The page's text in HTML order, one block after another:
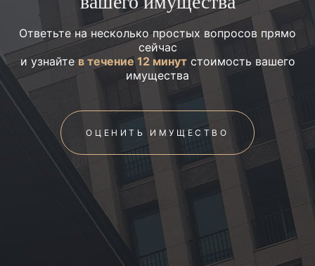
Ответьте на несколько простых вопросов прямо
сейчас
и узнайтев течение 12 минутстоимость вашего
имущества
ОЦЕНИТЬ ИМУЩЕСТВО